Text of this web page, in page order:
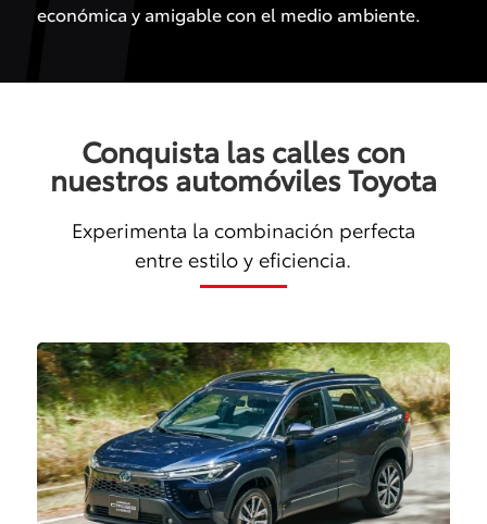
económica y amigable con el medio ambiente.
Conquista las calles con
nuestros automóviles Toyota
Experimenta la combinación perfecta
entre estilo y eficiencia.